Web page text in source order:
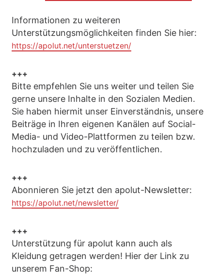
Informationen zu weiteren
Unterstützungsmöglichkeiten finden Sie hier:
https://apolut.net/unterstuetzen/
+++
Bitte empfehlen Sie uns weiter und teilen Sie
gerne unsere Inhalte in den Sozialen Medien.
Sie haben hiermit unser Einverständnis, unsere
Beiträge in Ihren eigenen Kanälen auf Social-
Media- und Video-Plattformen zu teilen bzw.
hochzuladen und zu veröffentlichen.
+++
Abonnieren Sie jetzt den apolut-Newsletter:
https://apolut.net/newsletter/
+++
Unterstützung für apolut kann auch als
Kleidung getragen werden! Hier der Link zu
unserem Fan-Shop: